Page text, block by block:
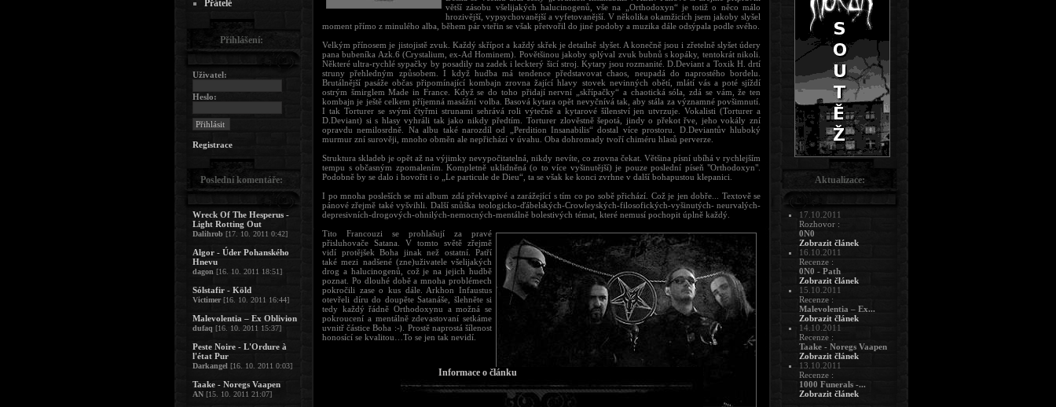
větší zásobu všelijakých halucinogenů, vše na „Orthodoxyn“ je totiž o něco málo
hrozivější, vypsychovanější a vyfetovanější. V několika okamžicích jsem jakoby slyšel
moment přímo z minulého alba, během pár vteřin se však přetvořil do jiné podoby a muzika dále odsýpala podle svého.
Velkým přínosem je jistojistě zvuk. Každý skřípot a každý skřek je detailně slyšet. A konečně jsou i zřetelně slyšet údery
pana bubeníka Azk.6 (Crystalium, ex-Ad Hominem). Povětšinou jakoby splýval zvuk bubnů s kopáky, tentokrát nikoli.
Některé ultra-rychlé sypačky by posadily na zadek i leckterý šicí stroj. Kytary jsou rozmanité. D.Deviant a Toxik H. drtí
struny přehledným způsobem. I když hudba má tendence představovat chaos, neupadá do naprostého bordelu.
Brutálnější pasáže občas připomínající kombajn zrovna žající hlavy stovek nevinných obětí, mlátí vás a poté sjíždí
ostrým šmirglem Made in France. Když se do toho přidají nervní „skřípačky“ a chaotická sóla, zdá se vám, že ten
kombajn je ještě celkem příjemná masážní volba. Basová kytara opět nevyčnívá tak, aby stála za významné povšimnutí.
I tak Torturer se svými čtyřmi strunami sehrává roli výtečně a kytarové šílenství jen utvrzuje. Vokalisti (Torturer a
D.Deviant) si s hlasy vyhráli tak jako nikdy předtím. Torturer zlověstně šepotá, jindy o překot řve, jeho vokály zní
opravdu nemilosrdně. Na albu také narozdíl od „Perdition Insanabilis“ dostal více prostoru. D.Deviantův hluboký
murmur zní surověji, mnoho obměn ale nepřichází v úvahu. Oba dohromady tvoří chiméru hlasů perverze.
Struktura skladeb je opět až na výjimky nevypočitatelná, nikdy nevíte, co zrovna čekat. Většina písní ubíhá v rychlejším
tempu s občasným zpomalením. Kompletně uklidněná (o to více vyšinutější) je pouze poslední píseň "Orthodoxyn".
Podobně by se dalo i hovořit i o „Le particule de Dieu“, ta se však ke konci zvrhne v další bohapustou klepanici.
I po mnoha posleších se mi album zdá překvapivé a zarážející s tím co po sobě přichází. Což je jen dobře... Textově se
pánové zřejmě také vyšvihli. Další snůška teologicko-ďábelských-Crowleyských-filosofických-vyšinutých- neurvalých-
depresivních-drogových-ohnilých-nemocných-mentálně bolestivých témat, které nemusí pochopit úplně každý.
Tito Francouzi se prohlašují za pravé
přisluhovače Satana. V tomto světě zřejmě
vidí protějšek Boha jinak než ostatní. Patří
také mezi nadšené (zne)uživatele všelijakých
drog a halucinogenů, což je na jejich hudbě
poznat. Po dlouhé době a mnoha problémech
pokročili zase o kus dále. Arkhon Infaustus
otevřeli díru do doupěte Satanáše, šlehněte si
tedy každý řádně Orthodoxynu a možná se
pokroucení a mentálně zdevastovaní setkáme
uvnitř částice Boha :-). Prostě naprostá šílenost
honosící se kvalitou…To se jen tak nevidí.
Informace o článku
Přátelé
Přihlášení:
Uživatel:
Heslo:
Registrace
Poslední komentáře:
Wreck Of The Hesperus -
Light Rotting Out
Dalihrob [17. 10. 2011 0:42]
Algor - Úder Pohanského
Hnevu
dagon [16. 10. 2011 18:51]
Sólstafir - Köld
Victimer[16. 10. 2011 16:44]
Malevolentia – Ex Oblivion
dufaq [16. 10. 2011 15:37]
Peste Noire - L'Ordure à
l'état Pur
Darkangel [16. 10. 2011 0:03]
Taake - Noregs Vaapen
AN [15. 10. 2011 21:07]
Aktualizace:
17.10.2011
Rozhovor :
0N0
Zobrazit článek
16.10.2011
Recenze :
0N0 - Path
Zobrazit článek
15.10.2011
Recenze :
Malevolentia – Ex...
Zobrazit článek
14.10.2011
Recenze :
Taake - Noregs Vaapen
Zobrazit článek
13.10.2011
Recenze :
1000 Funerals -...
Zobrazit článek